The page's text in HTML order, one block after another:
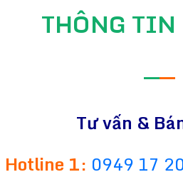
THÔNG TIN
——
Tư vấn &
Hotline 1: 0949 17